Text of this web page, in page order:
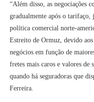
“Além disso, as negociações
gradualmente após o tarifaço,
política comercial norte-
Estreito de Ormuz, devido
negócios em função de
fretes mais caros e valores de
quando há seguradoras que
Ferreira.